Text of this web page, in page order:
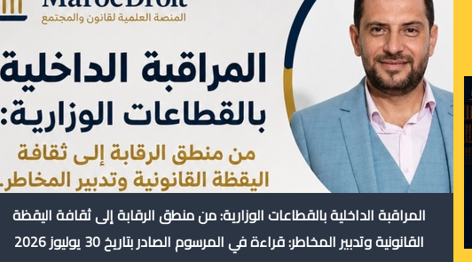
المراقبة الداخلية بالقطاعات الوزارية: من منطق الرقابة إلى ثقافة اليقظة
القانونية وتدبير المخاطر: قراءة في المرسوم الصادر بتاريخ 30 يوليوز 2026